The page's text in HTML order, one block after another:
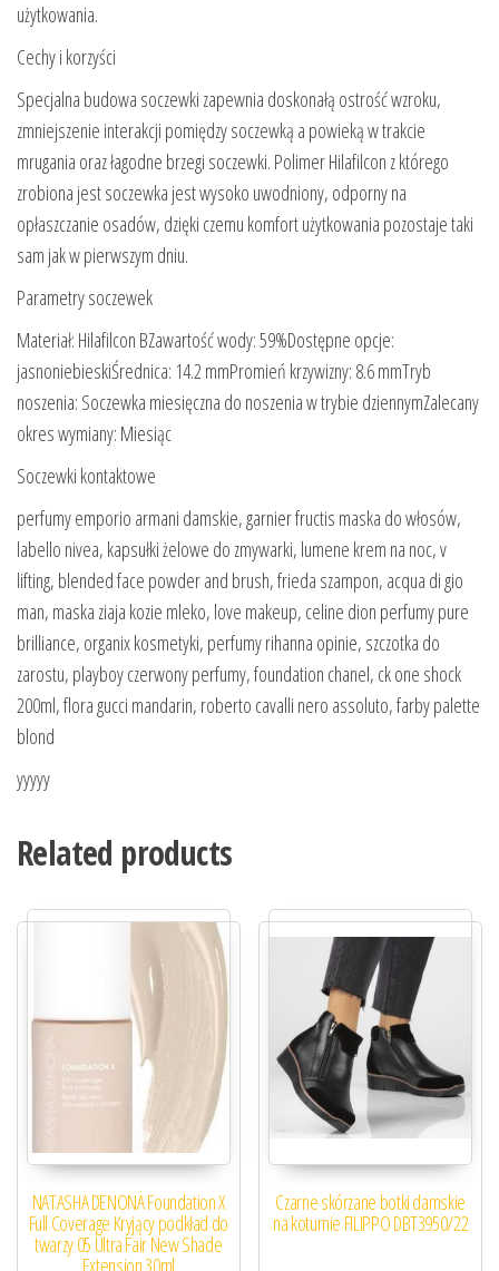
użytkowania.
Cechy i korzyści
Specjalna budowa soczewki zapewnia doskonałą ostrość wzroku,
zmniejszenie interakcji pomiędzy soczewką a powieką w trakcie
mrugania oraz łagodne brzegi soczewki. Polimer Hilafilcon z którego
zrobiona jest soczewka jest wysoko uwodniony, odporny na
opłaszczanie osadów, dzięki czemu komfort użytkowania pozostaje taki
sam jak w pierwszym dniu.
Parametry soczewek
Materiał: Hilafilcon BZawartość wody: 59%Dostępne opcje:
jasnoniebieskiŚrednica: 14.2 mmPromień krzywizny: 8.6 mmTryb
noszenia: Soczewka miesięczna do noszenia w trybie dziennymZalecany
okres wymiany: Miesiąc
Soczewki kontaktowe
perfumy emporio armani damskie, garnier fructis maska do włosów,
labello nivea, kapsułki żelowe do zmywarki, lumene krem na noc, v
lifting, blended face powder and brush, frieda szampon, acqua di gio
man, maska ziaja kozie mleko, love makeup, celine dion perfumy pure
brilliance, organix kosmetyki, perfumy rihanna opinie, szczotka do
zarostu, playboy czerwony perfumy, foundation chanel, ck one shock
200ml, flora gucci mandarin, roberto cavalli nero assoluto, farby palette
blond
yyyyy
Related products
NATASHA DENONA Foundation X
Full Coverage Kryjący podkład do
twarzy 05 Ultra Fair New Shade
Czarne skórzane botki damskie
na koturnie FILIPPO DBT3950/22